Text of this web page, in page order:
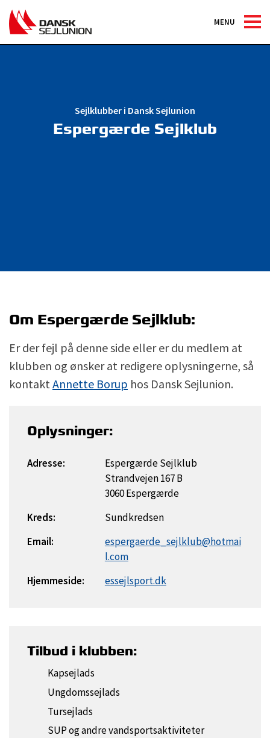
MENU
Sejlklubber i Dansk Sejlunion
Espergærde Sejlklub
Om Espergærde Sejlklub:
Er der fejl på denne side eller er du medlem at
klubben og ønsker at redigere oplysningerne, så
kontaktAnnette Borup hos Dansk Sejlunion.
Oplysninger:
Adresse:
Espergærde Sejlklub
Strandvejen 167 B
3060 Espergærde
Kreds:
Sundkredsen
Email:
espergaerde_sejlklub@hotmai
l.com
Hjemmeside:
essejlsport.dk
Tilbud i klubben:
Kapsejlads
Ungdomssejlads
Tursejlads
SUP og andre vandsportsaktiviteter